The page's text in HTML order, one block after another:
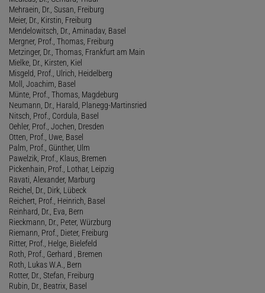
Mehraein, Dr., Susan, Freiburg
Meier, Dr., Kirstin, Freiburg
Mendelowitsch, Dr., Aminadav, Basel
Mergner, Prof., Thomas, Freiburg
Metzinger, Dr., Thomas, Frankfurt am Main
Mielke, Dr., Kirsten, Kiel
Misgeld, Prof., Ulrich, Heidelberg
Moll, Joachim, Basel
Münte, Prof., Thomas, Magdeburg
Neumann, Dr., Harald, Planegg-Martinsried
Nitsch, Prof., Cordula, Basel
Oehler, Prof., Jochen, Dresden
Otten, Prof., Uwe, Basel
Palm, Prof., Günther, Ulm
Pawelzik, Prof., Klaus, Bremen
Pickenhain, Prof., Lothar, Leipzig
Ravati, Alexander, Marburg
Reichel, Dr., Dirk, Lübeck
Reichert, Prof., Heinrich, Basel
Reinhard, Dr., Eva, Bern
Rieckmann, Dr., Peter, Würzburg
Riemann, Prof., Dieter, Freiburg
Ritter, Prof., Helge, Bielefeld
Roth, Prof., Gerhard , Bremen
Roth, Lukas W.A., Bern
Rotter, Dr., Stefan, Freiburg
Rubin, Dr., Beatrix, Basel